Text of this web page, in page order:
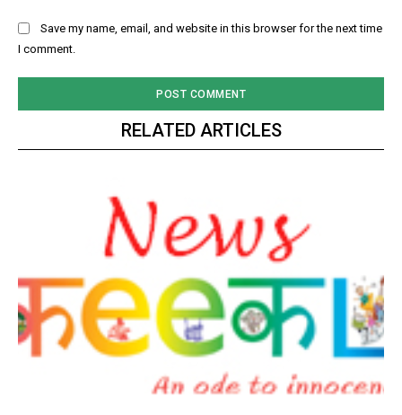
Save my name, email, and website in this browser for the next time
I comment.
RELATED ARTICLES